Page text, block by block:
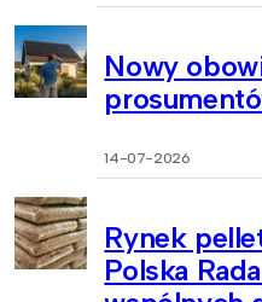
Nowy
14-07-2026
Rynek
Polska